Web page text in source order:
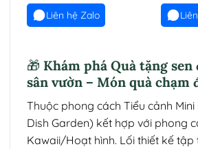
Liên hệ Zalo
🎁 Khám phá Quà tặng
sân vườn – Món quà chạm
Thuộc phong cách Tiểu cảnh Mini
Dish Garden) kết hợp với phong
Kawaii/Hoạt hình. Lối thiết kế tập